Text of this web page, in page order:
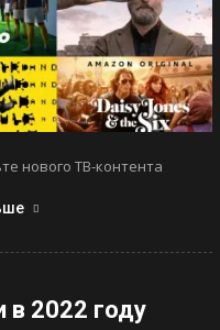
нового ТВ-контента
2022 году